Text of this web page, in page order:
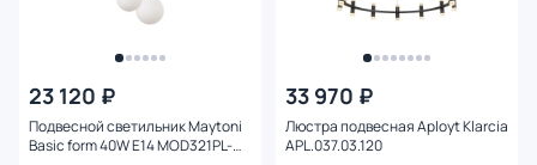
23 120 ₽
Подвесной светильник Maytoni
Basic form 40W E14 MOD321PL-
33 970 ₽
Люстра подвесная Aployt Klarcia
APL.037.03.120